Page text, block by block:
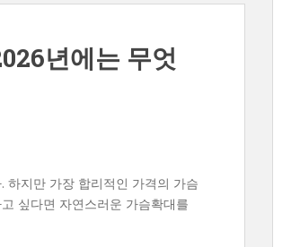
년에는 무엇
하지만 가장 합리적인 가격의 가슴
싶다면 자연스러운 가슴확대를